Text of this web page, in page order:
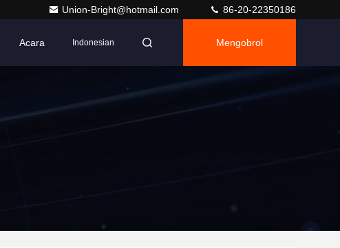
Union-Bright@hotmail.com 86-20-22350186
Acara Indonesian Mengobrol